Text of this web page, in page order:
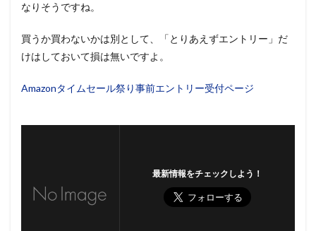
なりそうですね。
買うか買わないかは別として、「とりあえずエントリー」だ
けはしておいて損は無いですよ。
Amazonタイムセール祭り事前エントリー受付ページ
最新情報をチェックしよう！